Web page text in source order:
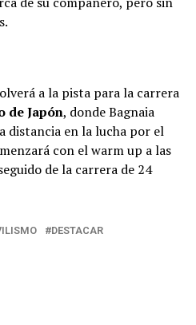
a la pista para la carrera
de Japón, donde Bagnaia
distancia en la lucha por el
con el warm up a las
de la carrera de 24
DESTACAR